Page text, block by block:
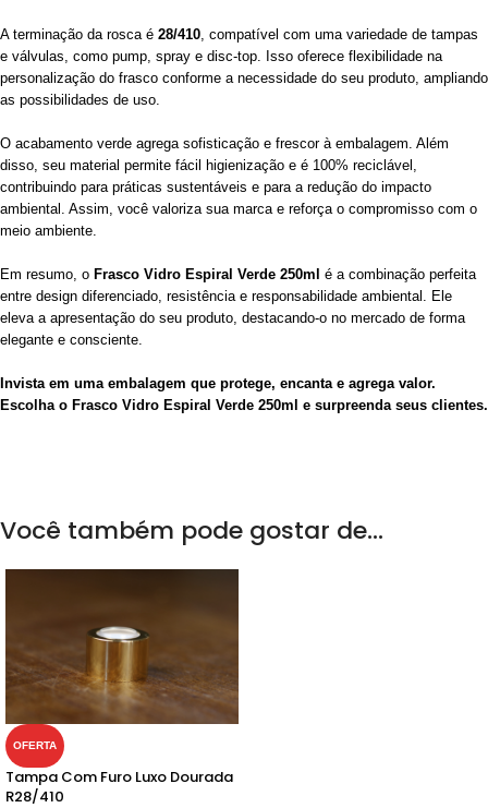
A terminação da rosca é 28/410 , compatível com uma variedade de tampas
e válvulas, como pump, spray e disc-top. Isso oferece flexibilidade na
personalização do frasco conforme a necessidade do seu produto, ampliando
as possibilidades de uso.
O acabamento verde agrega sofisticação e frescor à embalagem. Além
disso, seu material permite fácil higienização e é 100% reciclável,
contribuindo para práticas sustentáveis e para a redução do impacto
ambiental. Assim, você valoriza sua marca e reforça o compromisso com o
meio ambiente.
Em resumo, o Frasco Vidro Espiral Verde 250ml é a combinação perfeita
entre design diferenciado, resistência e responsabilidade ambiental. Ele
eleva a apresentação do seu produto, destacando-o no mercado de forma
elegante e consciente.
Invista em uma embalagem que protege, encanta e agrega valor.
Escolha o Frasco Vidro Espiral Verde 250ml e surpreenda seus clientes.
Você também pode gostar de…
OFERTA
Tampa Com Furo Luxo Dourada
R28/410